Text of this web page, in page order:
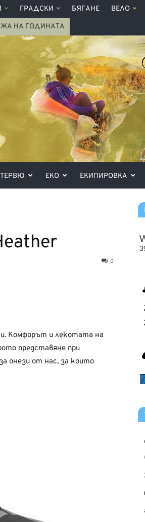
ГРАДСКИ БЯГАНЕ ВЕЛО
НА ГОДИНАТА
ЕКО ЕКИПИРОВКА
0
Комфорът и лекотата на
представяне при
онези от нас, за които